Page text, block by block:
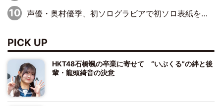
声優・奥村優季、初ソログラビアで初ソロ表紙を飾る！ 初めて見せる表情や、声優を志したきっかけなどを語った必読のインタビューを掲載
PICK UP
HKT48石橋颯の卒業に寄せて “いぶくる”の絆と後
輩・龍頭綺音の決意